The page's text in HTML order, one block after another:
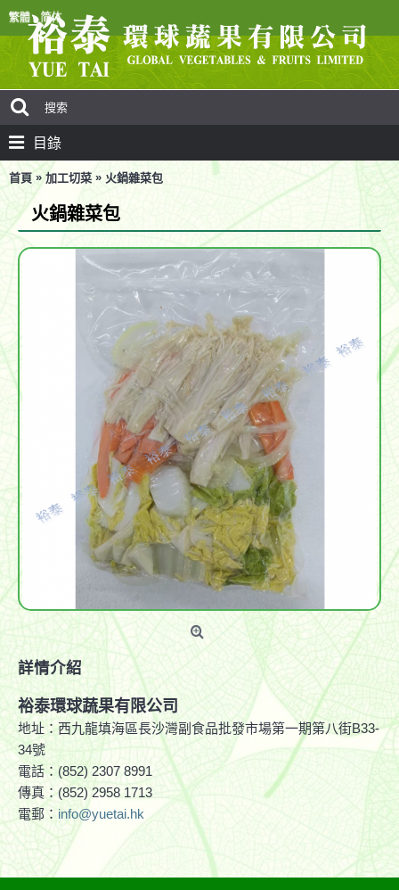
目錄
首頁 » 加工切菜 » 火鍋雜菜包
火鍋雜菜包
詳情介紹
裕泰環球蔬果有限公司
地址：西九龍填海區長沙灣副食品批發市場第一期第八街B33-
34號
電話：(852) 2307 8991
傳真：(852) 2958 1713
電郵：info@yuetai.hk